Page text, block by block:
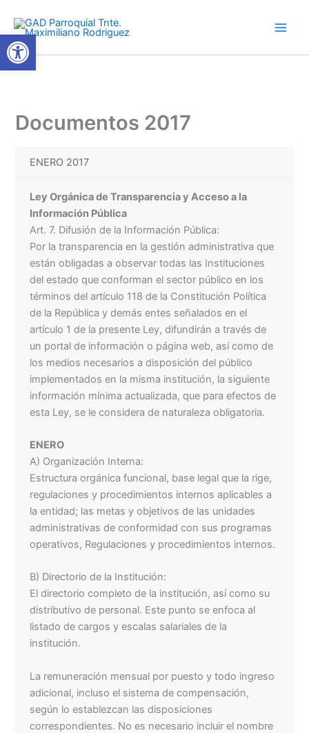
contenido
Documentos 2017
ENERO 2017
Ley Orgánica de Transparencia y Acceso a la
Información Pública
Art. 7. Difusión de la Información Pública:
Por la transparencia en la gestión administrativa que
están obligadas a observar todas las Instituciones
del estado que conforman el sector público en los
términos del artículo 118 de la Constitución Política
de la República y demás entes señalados en el
artículo 1 de la presente Ley, difundirán a través de
un portal de información o página web, así como de
los medios necesarios a disposición del público
implementados en la misma institución, la siguiente
información mínima actualizada, que para efectos de
esta Ley, se le considera de naturaleza obligatoria.
ENERO
A) Organización Interna:
Estructura orgánica funcional, base legal que la rige,
regulaciones y procedimientos internos aplicables a
la entidad; las metas y objetivos de las unidades
administrativas de conformidad con sus programas
operativos, Regulaciones y procedimientos internos.
B) Directorio de la Institución:
El directorio completo de la institución, así como su
distributivo de personal. Este punto se enfoca al
listado de cargos y escalas salariales de la
institución.
La remuneración mensual por puesto y todo ingreso
adicional, incluso el sistema de compensación,
según lo establezcan las disposiciones
correspondientes. No es necesario incluir el nombre
Abrir barra de herramientas